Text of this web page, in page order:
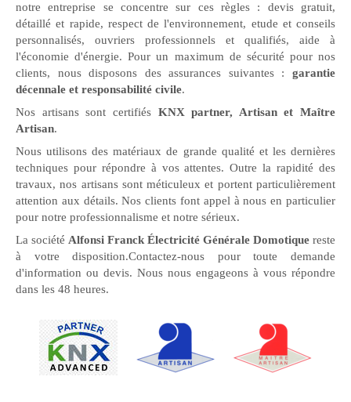
notre entreprise se concentre sur ces règles : devis gratuit,
détaillé et rapide, respect de l'environnement, etude et conseils
personnalisés, ouvriers professionnels et qualifiés, aide à
l'économie d'énergie. Pour un maximum de sécurité pour nos
clients, nous disposons des assurances suivantes : garantie
décennale et responsabilité civile.
Nos artisans sont certifiés KNX partner, Artisan et Maître
Artisan.
Nous utilisons des matériaux de grande qualité et les dernières
techniques pour répondre à vos attentes. Outre la rapidité des
travaux, nos artisans sont méticuleux et portent particulièrement
attention aux détails. Nos clients font appel à nous en particulier
pour notre professionnalisme et notre sérieux.
La société Alfonsi Franck Électricité Générale Domotique reste
à votre disposition.Contactez-nous pour toute demande
d'information ou devis. Nous nous engageons à vous répondre
dans les 48 heures.